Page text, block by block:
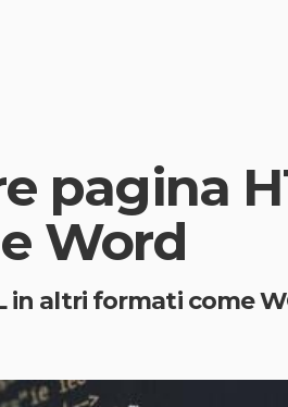
pagina
Word
altri formati come